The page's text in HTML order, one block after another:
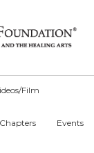
Film
Events